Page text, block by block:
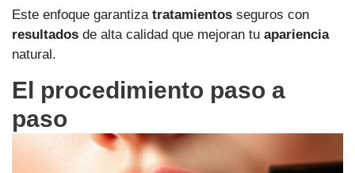
Este enfoque garantiza tratamientos seguros con
resultados de alta calidad que mejoran tu apariencia
natural.
El procedimiento paso a
paso